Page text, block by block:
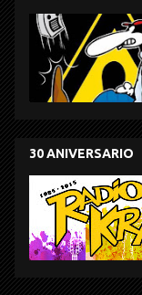
30 ANIVERSARIO